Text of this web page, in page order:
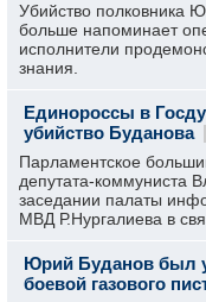
Убийство полковника
больше напоминает
исполнители
знания.
Единороссы в
убийство Буданова
Парламентское
депутата-коммуниста
заседании палаты
МВД Р.Нургалиева в
Юрий Буданов был
боевой газового